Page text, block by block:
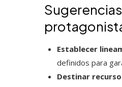
Establecer
definidos para
Destinar